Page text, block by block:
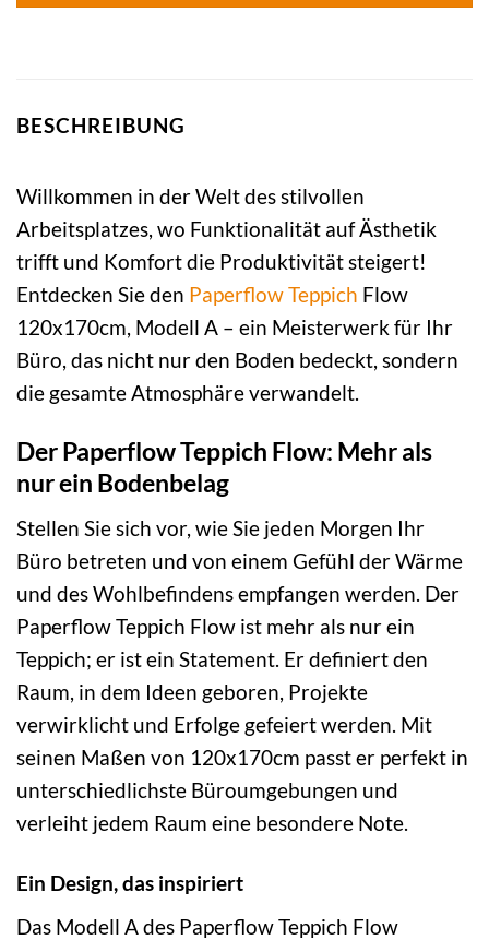
BESCHREIBUNG
Willkommen in der Welt des stilvollen
Arbeitsplatzes, wo Funktionalität auf Ästhetik
trifft und Komfort die Produktivität steigert!
Entdecken Sie den PaperflowTeppich Flow
120x170cm, Modell A – ein Meisterwerk für Ihr
Büro, das nicht nur den Boden bedeckt, sondern
die gesamte Atmosphäre verwandelt.
Der Paperflow Teppich Flow: Mehr als
nur ein Bodenbelag
Stellen Sie sich vor, wie Sie jeden Morgen Ihr
Büro betreten und von einem Gefühl der Wärme
und des Wohlbefindens empfangen werden. Der
Paperflow Teppich Flow ist mehr als nur ein
Teppich; er ist ein Statement. Er definiert den
Raum, in dem Ideen geboren, Projekte
verwirklicht und Erfolge gefeiert werden. Mit
seinen Maßen von 120x170cm passt er perfekt in
unterschiedlichste Büroumgebungen und
verleiht jedem Raum eine besondere Note.
Ein Design, das inspiriert
Das Modell A des Paperflow Teppich Flow